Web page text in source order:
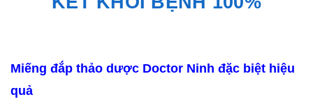
Miếng đắp thảo dược Doctor Ninh đặc biệt hiệu
quả